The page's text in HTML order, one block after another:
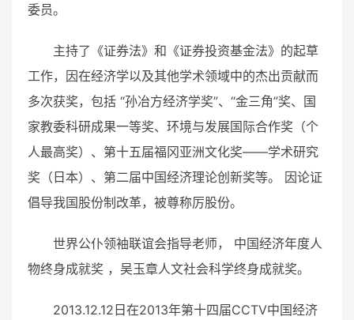
委员。
主持了《证券法》和《证券投资基金法》的起草
工作，因在经济学以及其他学术领域中的杰出贡献而
多次获奖，包括 “孙冶方经济学奖”、“金三角”奖、 国
家教委科研成果一等奖、环境与发展国际合作奖（个
人最高奖）、第十五届福冈亚洲文化奖——学术研究
奖（日本）、第二届中国经济理论创新奖等。 因论证
倡导我国股份制改革，被尊称厉股份。
世界公仆领袖联谊会指导老师， 中国经济年度人
物终身成就奖 ， 吴玉章人文社会科学终身成就奖。
2013.12.12日在2013年第十四届CCTV中国经济